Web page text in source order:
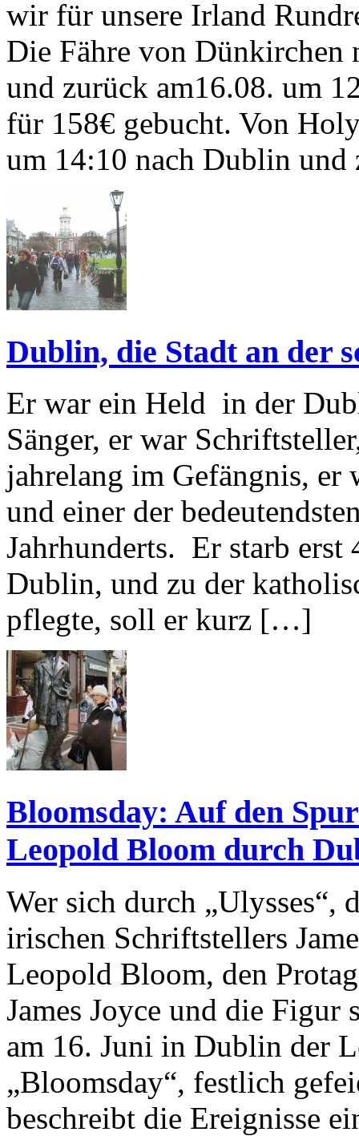
wir für unsere Irland
Die Fähre von Dünkirchen
und zurück am16.08. um
für 158€ gebucht. Von
um 14:10 nach Dublin
Dublin, die Stadt an der
Er war ein Held in der
Sänger, er war
jahrelang im Gefängnis,
und einer der
Jahrhunderts. Er starb
Dublin, und zu der
pflegte, soll er kurz […]
Bloomsday: Auf den
Leopold Bloom durch
Wer sich durch „Ulysses“,
irischen Schriftstellers
Leopold Bloom, den
James Joyce und die
am 16. Juni in Dublin der
„Bloomsday“, festlich
beschreibt die Ereignisse